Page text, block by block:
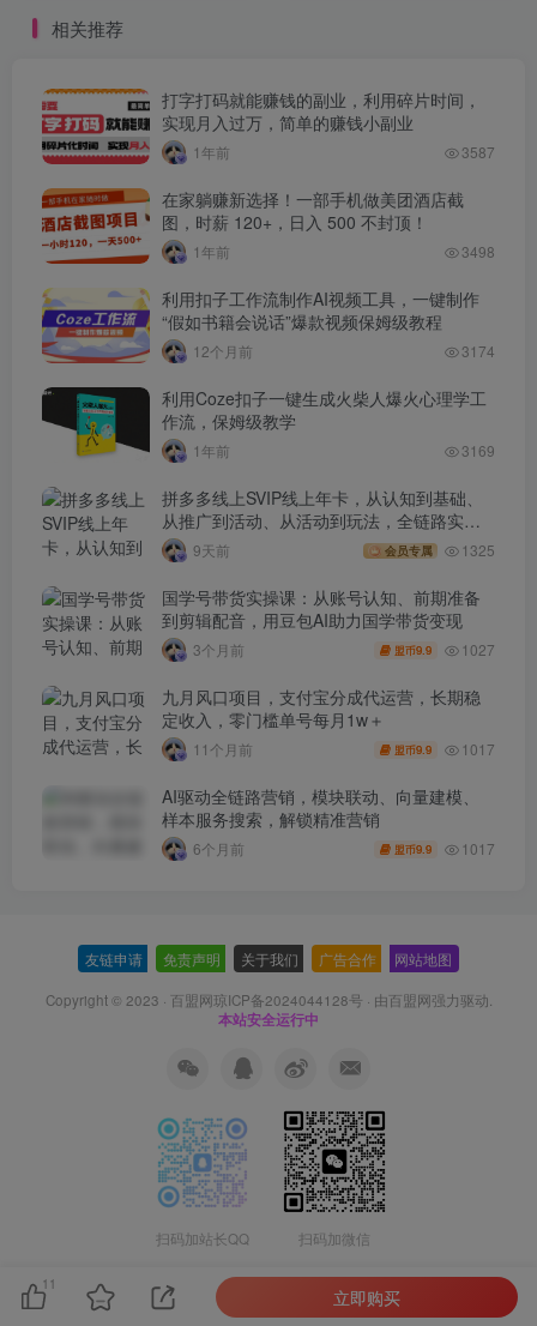
相关推荐
打字打码就能赚钱的副业，利用碎片时间，
实现月入过万，简单的赚钱小副业
1年前 3587
在家躺赚新选择！一部手机做美团酒店截
图，时薪 120+，日入 500 不封顶！
1年前 3498
利用扣子工作流制作AI视频工具，一键制作
“假如书籍会说话”爆款视频保姆级教程
12个月前 3174
利用Coze扣子一键生成火柴人爆火心理学工
作流，保姆级教学
1年前 3169
拼多多线上SVIP线上年卡，从认知到基础、
从推广到活动、从活动到玩法，全链路实战
(260730)
9天前 会员专属 1325
国学号带货实操课：从账号认知、前期准备
到剪辑配音，用豆包AI助力国学带货变现
3个月前 盟币9.9 1027
九月风口项目，支付宝分成代运营，长期稳
定收入，零门槛单号每月1w＋
11个月前 盟币9.9 1017
AI驱动全链路营销，模块联动、向量建模、
样本服务搜索，解锁精准营销
6个月前 盟币9.9 1017
友链申请 免责声明 关于我们 广告合作 网站地图
Copyright © 2023 · 百盟网琼ICP备2024044128号 · 由百盟网强力驱动.
本站安全运行中
扫码加站长QQ 扫码加微信
11
立即购买